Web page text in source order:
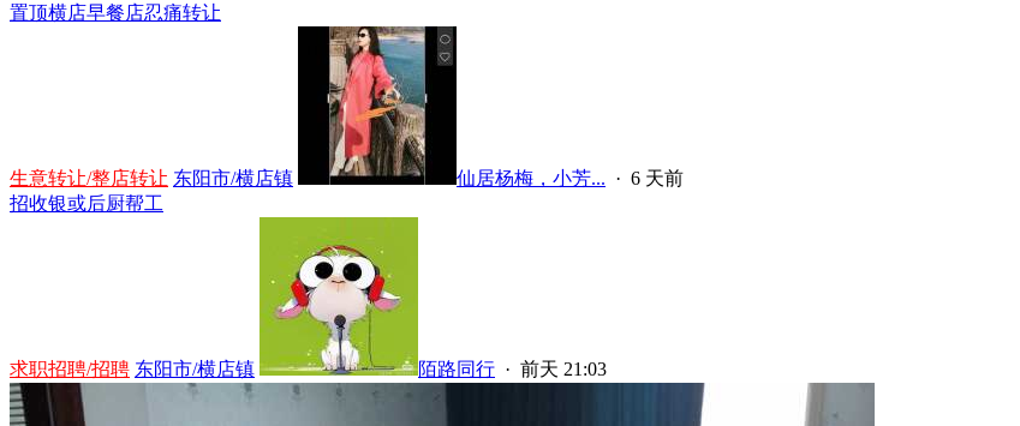
置顶横店早餐店忍痛转让
生意转让/整店转让 东阳市/横店镇 仙居杨梅，小芳... · 6 天前
招收银或后厨帮工
求职招聘/招聘 东阳市/横店镇 陌路同行 · 前天 21:03